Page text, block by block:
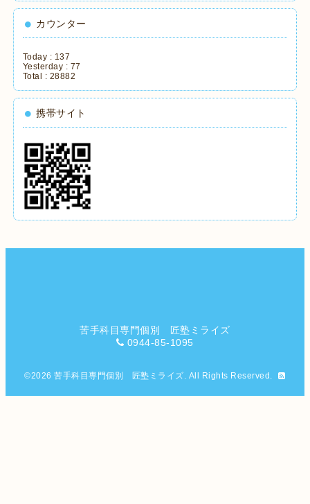
カウンター
Today : 137
Yesterday : 77
Total : 28882
携帯サイト
苦手科目専門個別 匠塾ミライズ
0944-85-1095
©2026苦手科目専門個別 匠塾ミライズ . All Rights Reserved.